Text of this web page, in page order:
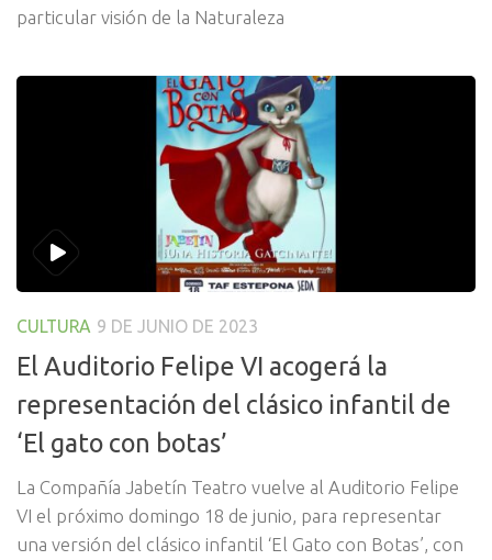
particular visión de la Naturaleza
CULTURA 9 DE JUNIO DE 2023
El Auditorio Felipe VI acogerá la
representación del clásico infantil de
‘El gato con botas’
La Compañía Jabetín Teatro vuelve al Auditorio Felipe
VI el próximo domingo 18 de junio, para representar
una versión del clásico infantil ‘El Gato con Botas’, con